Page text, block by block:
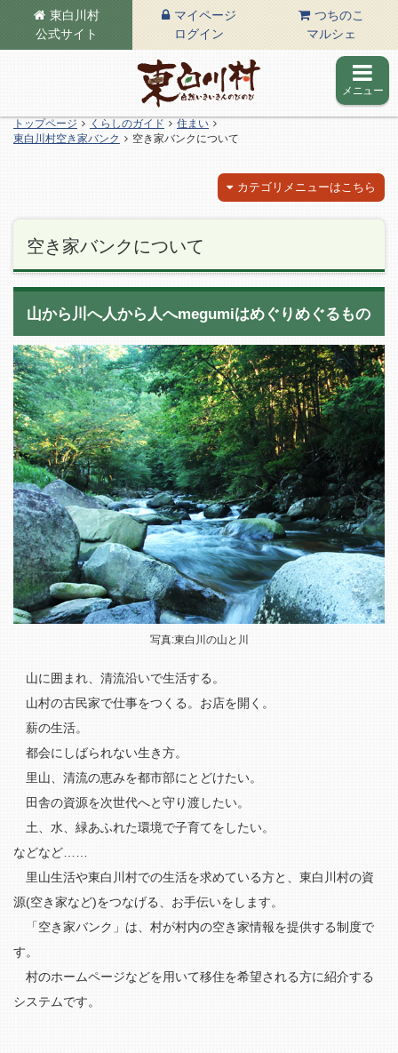
東白川村
公式サイト
マイページ
ログイン
つちのこ
マルシェ
東白川村の公式サイト
メニュー
トップページ くらしのガイド
住まい
東白川村空き家バンク
空き家バンクについて
カテゴリメニューはこちら
空き家バンクについて
山から川へ人から人へmegumiはめぐりめぐるもの
写真:東白川の山と川
山に囲まれ、清流沿いで生活する。
山村の古民家で仕事をつくる。お店を開く。
薪の生活。
都会にしばられない生き方。
里山、清流の恵みを都市部にとどけたい。
田舎の資源を次世代へと守り渡したい。
土、水、緑あふれた環境で子育てをしたい。
などなど……
里山生活や東白川村での生活を求めている方と、東白川村の資
源(空き家など)をつなげる、お手伝いをします。
「空き家バンク」は、村が村内の空き家情報を提供する制度で
す。
村のホームページなどを用いて移住を希望される方に紹介する
システムです。